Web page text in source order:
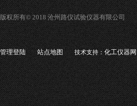
版权所有© 2018 沧州路仪试验仪器有限公司
管理登陆 站点地图 技术支持：化工仪器网